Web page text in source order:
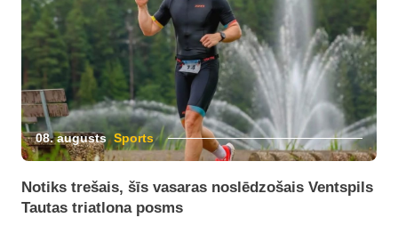
08. augusts Sports
Notiks trešais, šīs vasaras noslēdzošais Ventspils
Tautas triatlona posms